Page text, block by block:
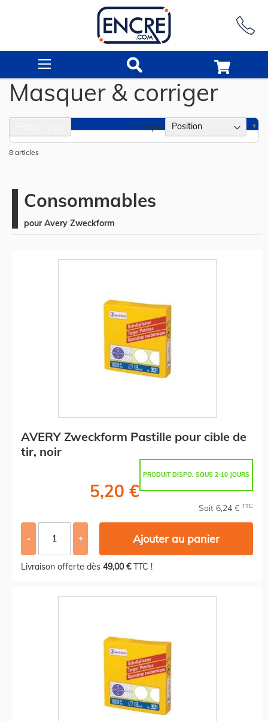
Masquer & corriger
8 articles
Trier par
Consommables
pour Avery Zweckform
AVERY Zweckform Pastille pour cible de
tir, noir
PRODUIT DISPO. SOUS 2-10 JOURS
5,20 €
Soit 6,24 € TTC
- + Ajouter au panier
Livraison offerte dès 49,00 €TTC !